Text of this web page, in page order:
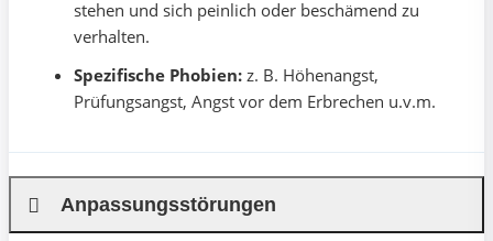
stehen und sich peinlich oder beschämend zu
verhalten.
Spezifische Phobien:z. B. Höhenangst,
Prüfungsangst, Angst vor dem Erbrechen u.v.m.
Anpassungsstörungen